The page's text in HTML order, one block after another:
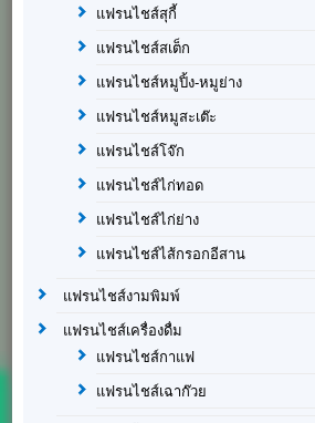
แฟรนไชส์สุกี้
แฟรนไชส์สเต็ก
แฟรนไชส์หมูปิ้ง-หมูย่าง
แฟรนไชส์หมูสะเต๊ะ
แฟรนไชส์โจ๊ก
แฟรนไชส์ไก่ทอด
แฟรนไชส์ไก่ย่าง
แฟรนไชส์ไส้กรอกอีสาน
แฟรนไชส์งามพิมพ์
แฟรนไชส์เครื่องดื่ม
แฟรนไชส์กาแฟ
แฟรนไชส์เฉาก๊วย